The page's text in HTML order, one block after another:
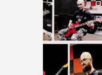
O blogu